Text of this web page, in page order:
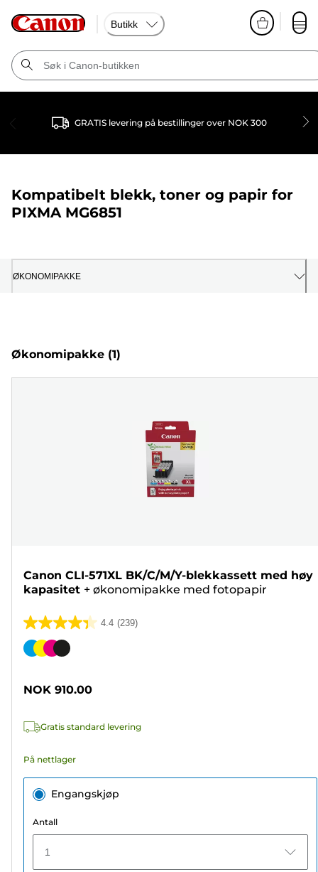
Butikk
GRATIS levering på bestillinger over NOK 300
Kompatibelt blekk, toner og papir for
PIXMA MG6851
ØKONOMIPAKKE
Økonomipakke (1)
Canon CLI-571XL BK/C/M/Y-blekkassett med høy
kapasitet + økonomipakke med fotopapir
4.4 (239)
4.4
av
239
Fargekassett
NOK 910.00
Gratis standard levering
På nettlager
Engangskjøp
Antall
1